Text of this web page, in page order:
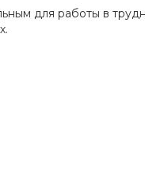
для работы в